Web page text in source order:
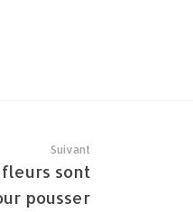
Suivant
fleurs sont
pousser